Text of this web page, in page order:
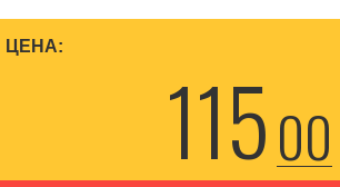
ЦЕНА:
11500